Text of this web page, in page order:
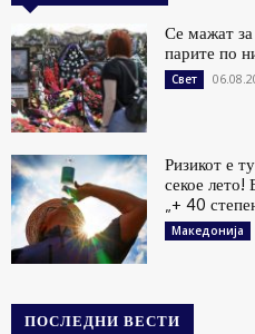
Се мажат за
парите по
Свет
Ризикот е
секое лето!
„+ 40
Македонија
ПОСЛЕДНИ ВЕСТИ